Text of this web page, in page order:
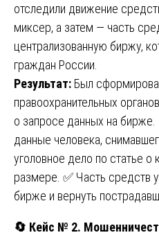
отследили движение
миксер, а затем — часть
централизованную биржу,
граждан России.
Результат: Был
правоохранительных
о запросе данных на бирже.
данные человека,
уголовное дело по статье
размере. ✅ Часть средств
бирже и вернуть
🔄 Кейс № 2.